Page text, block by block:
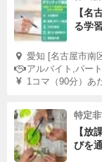
【名
る学
愛知 [名古屋市南
アルバイト,パー
1コマ（90分）あ
特定
【放
びを